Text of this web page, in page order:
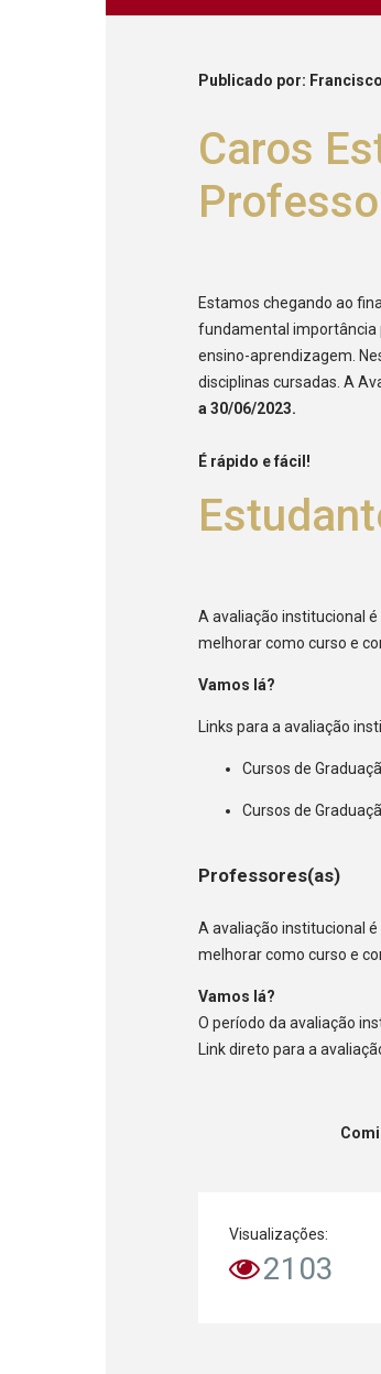
Publicado por:
Caros
Estamos chegando ao
fundamental importância
ensino-aprendizagem.
disciplinas cursadas. A
a 30/06/2023.
É rápido e fácil!
A avaliação institucional
melhorar como curso e
Vamos lá?
Links para a avaliação
Cursos de
Cursos de
Professores(as)
A avaliação institucional
melhorar como curso e
Vamos lá?
O período da avaliação
Link direto para a
Comissão
Visualizações:
2103